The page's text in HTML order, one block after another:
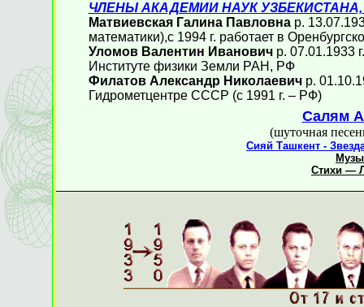
ЧЛЕНЫ АКАДЕМИИ НАУК
Матвиевская Галина Павловна р.
математики),с 1994 г. работает в
Уломов Валентин Ивановичр. 07.01.1933
Институте физики Земли РАН, РФ
Филатов Александр Николаевичр.
Гидрометцентре СССР (с 1991 г. – РФ)
Салям
(шуточная
Сияй Ташкент -
Стихи —